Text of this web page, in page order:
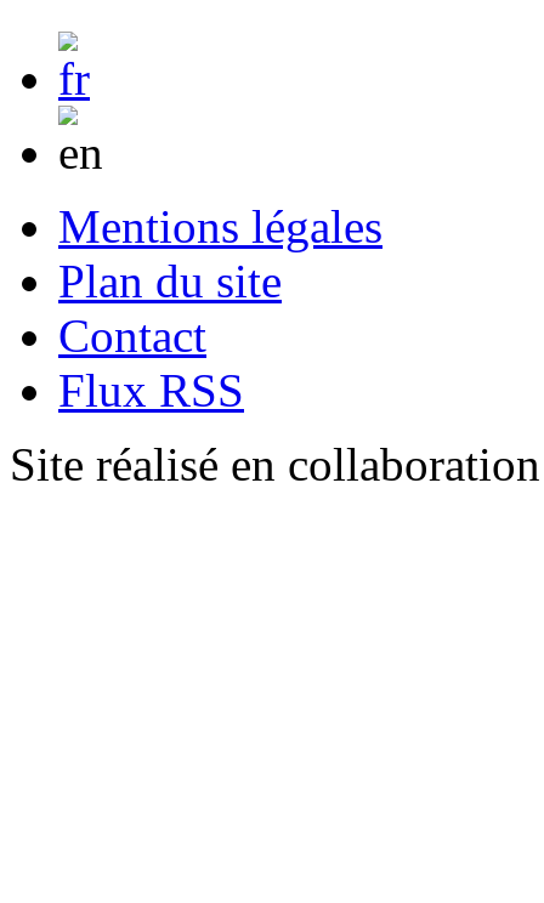
Mentions légales
Plan du site
Contact
Flux RSS
Site réalisé en